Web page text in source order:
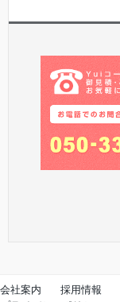
会社案内 採用情報